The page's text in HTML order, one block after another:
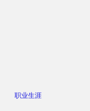
职业生涯